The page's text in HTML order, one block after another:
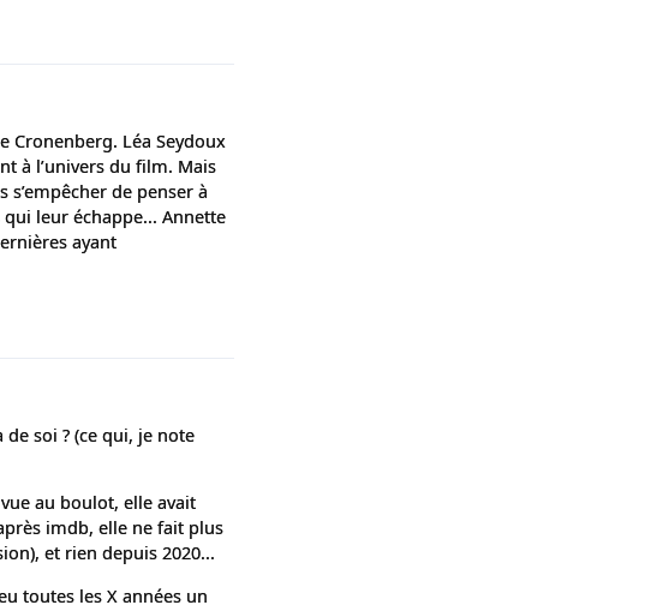
Cronenberg. Léa Seydoux
à l’univers du film. Mais
de penser à
leur échappe... Annette
ayant
soi ? (ce qui, je note
au boulot, elle avait
imdb, elle ne fait plus
et rien depuis 2020...
toutes les X années un